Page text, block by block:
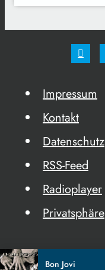
Impressum
Kontakt
Datenschutz
RSS-Feed
Radioplayer
Privatsphäre
Bon Jovi